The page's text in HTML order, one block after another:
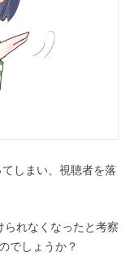
しまい、視聴者を落
れなくなったと考察
でしょうか？